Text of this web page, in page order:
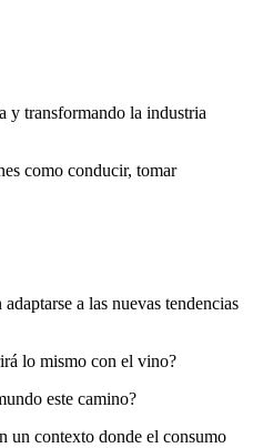
y transformando la industria
como conducir, tomar
a las nuevas tendencias
lo mismo con el vino?
este camino?
un contexto donde el consumo